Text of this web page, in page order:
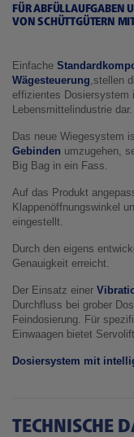
FÜR ABFÜLLAUFGABEN
VON SCHÜTTGÜTERN
Einfache
Wägesteuerung,stellen
effizientes Dosiersystem
Lebensmittelindustrie dar.
Das neue Wiegesystem
Gebinden umzugehen,
Big Bag in ein Fass.
Auf das Produkt
Klappenöffnungswinkel
eingestellt.
Durch den eigens
Genauigkeit erreicht.
Der Einsatz einer
Durchfluss bei grober
Feindosierung. Für
Einwaagen bietet
Dosiersystem mit
TECHNISCHE